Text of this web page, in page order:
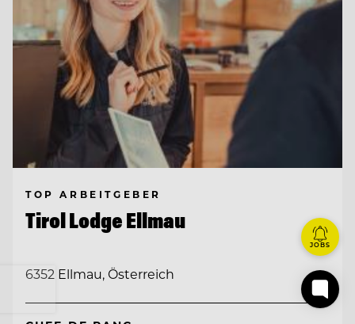
TOP ARBEITGEBER
Tirol Lodge Ellmau
6352 Ellmau, Österreich
JOBS